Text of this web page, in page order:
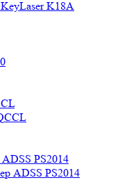
PS2014